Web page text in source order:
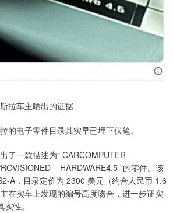
拉车主晒出的证据
的电子零件目录其实早已埋下伏笔。
了一款描述为“ CARCOMPUTER –
– HARDWARE4.5 ”的零件。该
A，目录定价为 2300 美元（约合人民币 1.6
在实车上发现的编号高度吻合，进一步证实
性。